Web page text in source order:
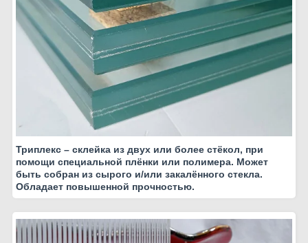
Триплекс – склейка из двух или более стёкол, при
помощи специальной плёнки или полимера. Может
быть собран из сырого и/или закалённого стекла.
Обладает повышенной прочностью.